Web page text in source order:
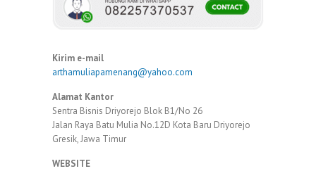
Kirim e-mail
arthamuliapamenang@yahoo.com
Alamat Kantor
Sentra Bisnis Driyorejo Blok B1/No 26
Jalan Raya Batu Mulia No.12D Kota Baru Driyorejo
Gresik, Jawa Timur
WEBSITE